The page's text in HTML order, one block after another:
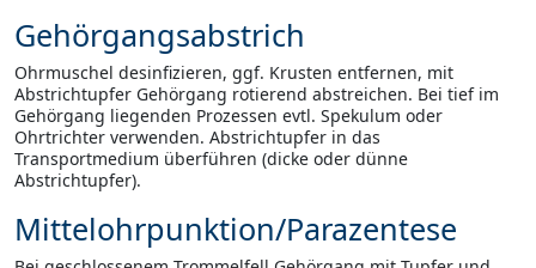
Gehörgangsabstrich
Ohrmuschel desinfizieren, ggf. Krusten entfernen, mit
Abstrichtupfer Gehörgang rotierend abstreichen. Bei tief im
Gehörgang liegenden Prozessen evtl. Spekulum oder
Ohrtrichter verwenden. Abstrichtupfer in das
Transportmedium überführen (dicke oder dünne
Abstrichtupfer).
Mittelohrpunktion/Parazentese